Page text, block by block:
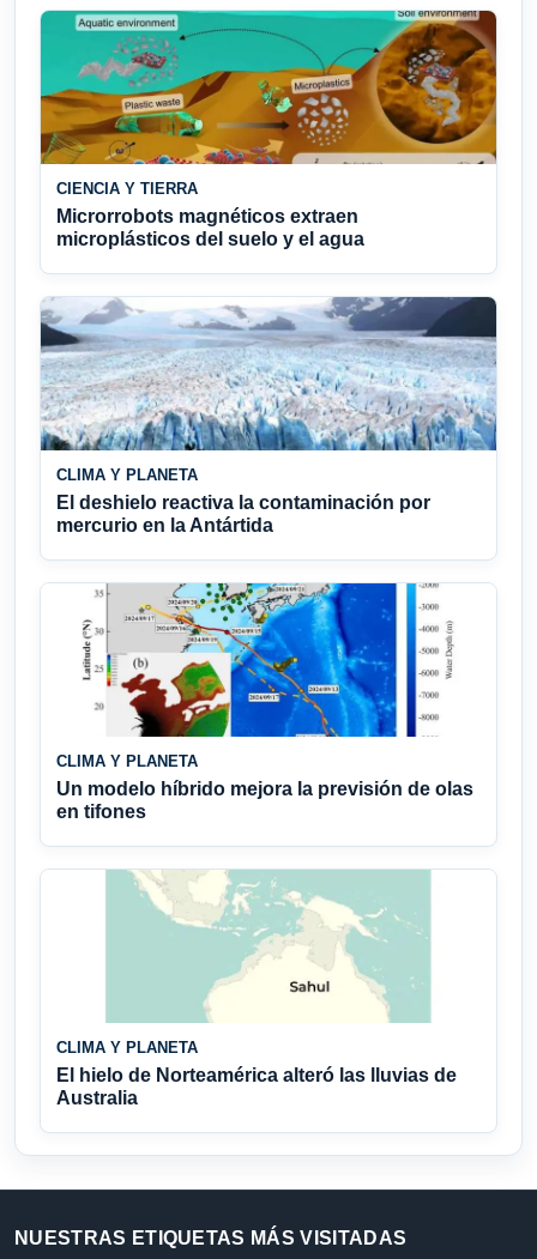
CIENCIA Y TIERRA
Microrrobots magnéticos extraen
microplásticos del suelo y el agua
CLIMA Y PLANETA
El deshielo reactiva la contaminación por
mercurio en la Antártida
CLIMA Y PLANETA
Un modelo híbrido mejora la previsión de olas
en tifones
CLIMA Y PLANETA
El hielo de Norteamérica alteró las lluvias de
Australia
NUESTRAS ETIQUETAS MÁS VISITADAS